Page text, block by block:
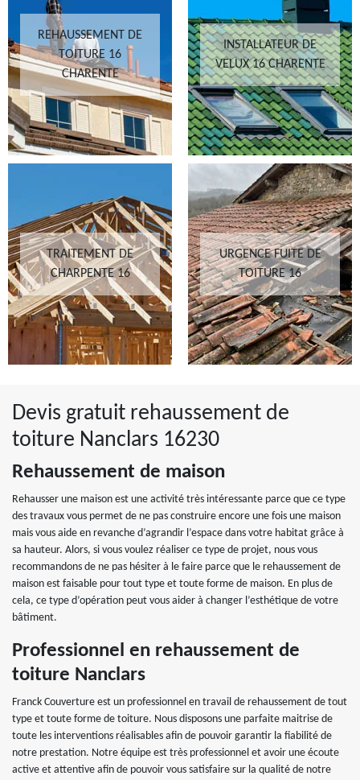
REHAUSSEMENT DE
TOITURE 16
CHARENTE
INSTALLATEUR DE
VELUX 16 CHARENTE
TRAITEMENT DE
CHARPENTE 16
URGENCE FUITE DE
TOITURE 16
Devis gratuit rehaussement de
toiture Nanclars 16230
Rehaussement de maison
Rehausser une maison est une activité très intéressante parce que ce type
des travaux vous permet de ne pas construire encore une fois une maison
mais vous aide en revanche d’agrandir l’espace dans votre habitat grâce à
sa hauteur. Alors, si vous voulez réaliser ce type de projet, nous vous
recommandons de ne pas hésiter à le faire parce que le rehaussement de
maison est faisable pour tout type et toute forme de maison. En plus de
cela, ce type d’opération peut vous aider à changer l’esthétique de votre
bâtiment.
Professionnel en rehaussement de
toiture Nanclars
Franck Couverture est un professionnel en travail de rehaussement de tout
type et toute forme de toiture. Nous disposons une parfaite maitrise de
toute les interventions réalisables afin de pouvoir garantir la fiabilité de
notre prestation. Notre équipe est très professionnel et avoir une écoute
active et attentive afin de pouvoir vous satisfaire sur la qualité de notre